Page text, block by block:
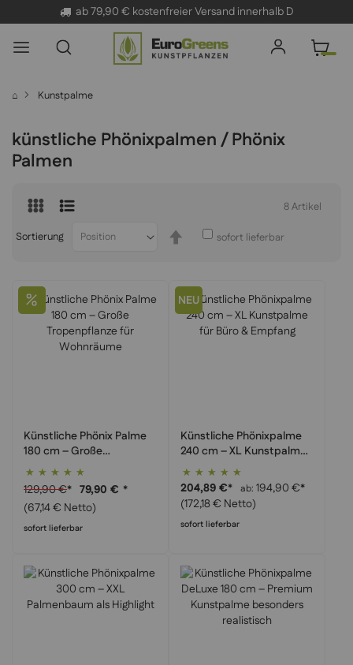
ab 79,90 € kostenfreier Versand innerhalb D
✓Lieferung in 2-4 Tagen
⌂ Kunstpalme
künstliche Phönixpalmen / Phönix
Palmen
8Artikel
Sortierung
absteigender
sofort lieferbar
Künstliche Phönix Palme
180 cm – Große
Tropenpflanze für
Wohnräume
Bewertung:
99%
129,90 €* 79,90 € *
(67,14 € Netto)
sofort lieferbar
NEU
Künstliche Phönixpalme
240 cm – XL Kunstpalme
für Büro & Empfang
Bewertung:
100%
204,89 €* ab 194,90 €*
(172,18 € Netto)
sofort lieferbar